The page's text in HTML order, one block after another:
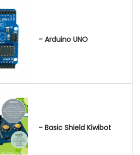
– Arduino UNO
– Basic Shield Kiwibot